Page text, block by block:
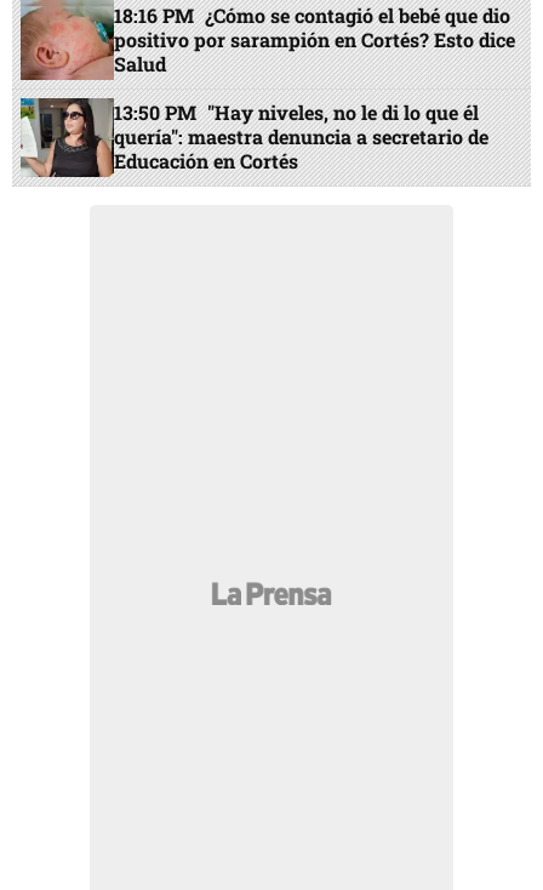
18:16 PM ¿Cómo se contagió el bebé que dio
positivo por sarampión en Cortés? Esto dice
Salud
13:50 PM "Hay niveles, no le di lo que él
quería": maestra denuncia a secretario de
Educación en Cortés